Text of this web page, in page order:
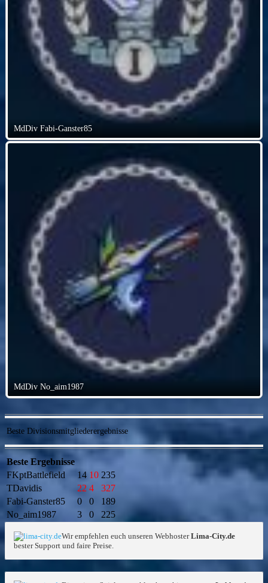
MdDiv Fabi-Ganster85
MdDiv No_aim1987
Beste Divisionsmitgliederergebnisse
Beste Ergebnisse
FKptBattlefield
14 10 235
TDavidis
22 4
327
Fabi-Ganster85
0 0
189
No_aim1987
3 0 225
Wir empfehlen euch unseren WebhosterLima-City.de
bester Support und faire Preise.